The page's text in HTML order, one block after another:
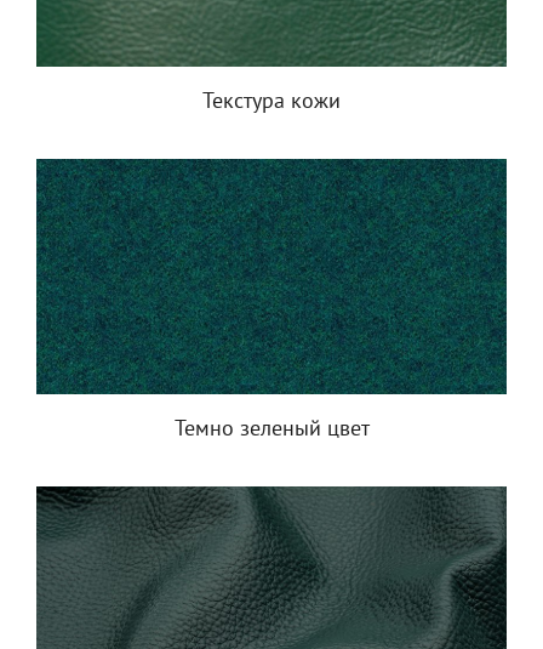
Текстура кожи
Темно зеленый цвет